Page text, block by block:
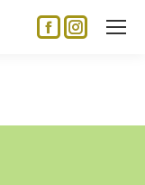
Facebook
Instagram